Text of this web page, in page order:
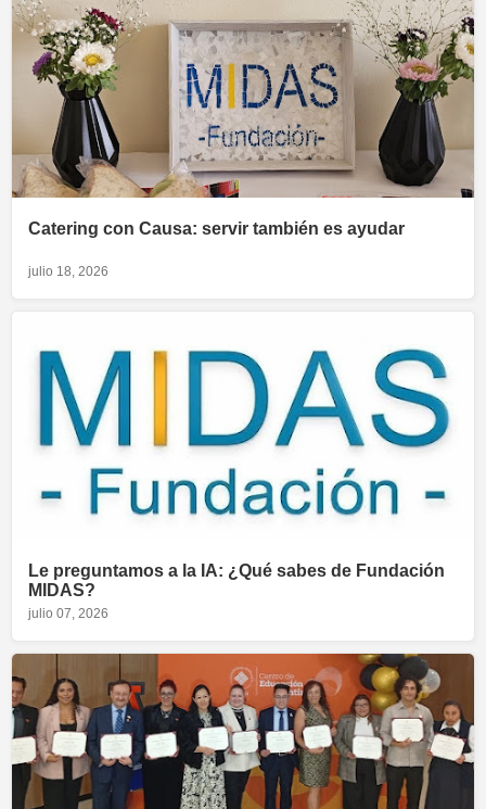
Catering con Causa: servir también es ayudar
julio 18, 2026
Le preguntamos a la IA: ¿Qué sabes de Fundación
MIDAS?
julio 07, 2026